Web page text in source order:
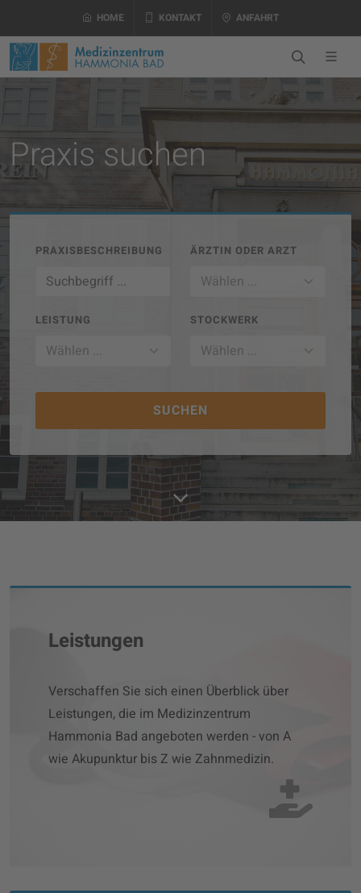
HOME KONTAKT ANFAHRT
Praxis suchen
PRAXISBESCHREIBUNG ÄRZTIN ODER ARZT
LEISTUNG STOCKWERK
SUCHEN
Leistungen
Verschaffen Sie sich einen Überblick über
Leistungen, die im Medizinzentrum
Hammonia Bad angeboten werden - von A
wie Akupunktur bis Z wie Zahnmedizin.